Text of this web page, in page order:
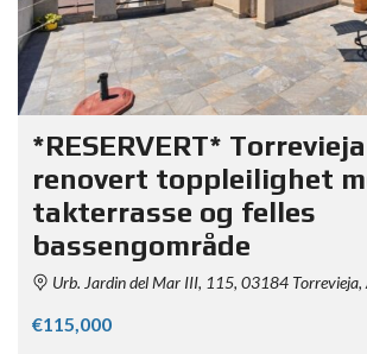
*RESERVERT*
renovert toppleilighet
takterrasse og felles
bassengområde
Urb. Jardin del Mar III, 115, 03184 Torrevieja,
€115,000